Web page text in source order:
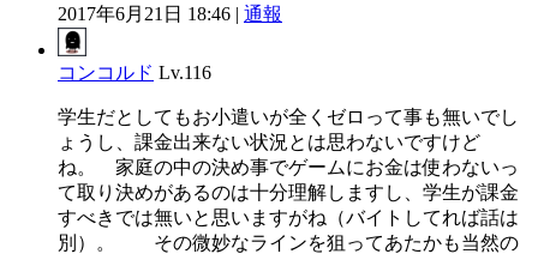
2017年6月21日 18:46 | 通報
コンコルド Lv.116
学生だとしてもお小遣いが全くゼロって事も無いでし
ょうし、課金出来ない状況とは思わないですけど
ね。 家庭の中の決め事でゲームにお金は使わないっ
て取り決めがあるのは十分理解しますし、学生が課金
すべきでは無いと思いますがね（バイトしてれば話は
別）。 その微妙なラインを狙ってあたかも当然の